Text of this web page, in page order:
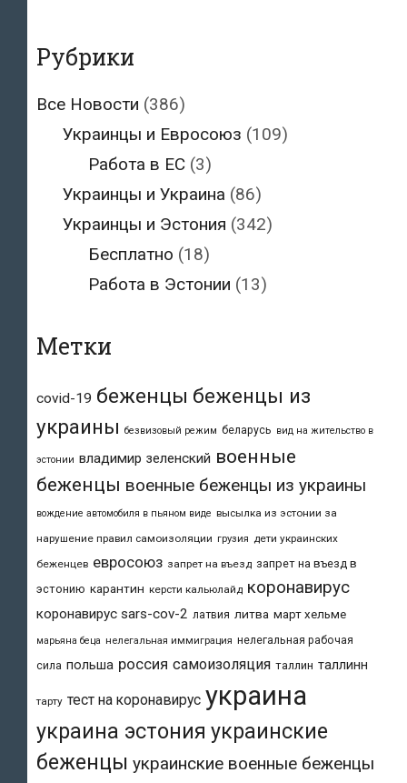
Рубрики
Все Новости (386)
Украинцы и Евросоюз (109)
Работа в ЕС (3)
Украинцы и Украина (86)
Украинцы и Эстония (342)
Бесплатно (18)
Работа в Эстонии (13)
Метки
covid-19 беженцы беженцы из
украины безвизовый режим беларусь вид на жительство в
эстонии владимир зеленский военные
беженцы военные беженцы из украины
вождение автомобиля в пьяном виде высылка из эстонии за
нарушение правил самоизоляции грузия дети украинских
беженцев евросоюз запрет на въезд запрет на въезд в
эстонию карантин керсти кальюлайд коронавирус
коронавирус sars-cov-2 латвия литва март хельме
марьяна беца нелегальная иммиграция нелегальная рабочая
сила польша россия самоизоляция таллин таллинн
тарту тест на коронавирус украина
украина эстония украинские
беженцы украинские военные беженцы